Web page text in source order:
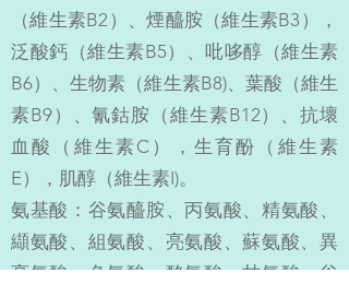
（維生素B2）、煙醯胺（維生素B3），
泛酸鈣（維生素B5）、吡哆醇（維生素
B6）、生物素（維生素B8)、葉酸（維生
素B9）、氰鈷胺（維生素B12）、抗壞
血酸（維生素C），生育酚（維生素
E），肌醇（維生素I)。
氨基酸：谷氨醯胺、丙氨酸、精氨酸、
纈氨酸、組氨酸、亮氨酸、蘇氨酸、異
亮氨酸、色氨酸、酪氨酸、甘氨酸、谷